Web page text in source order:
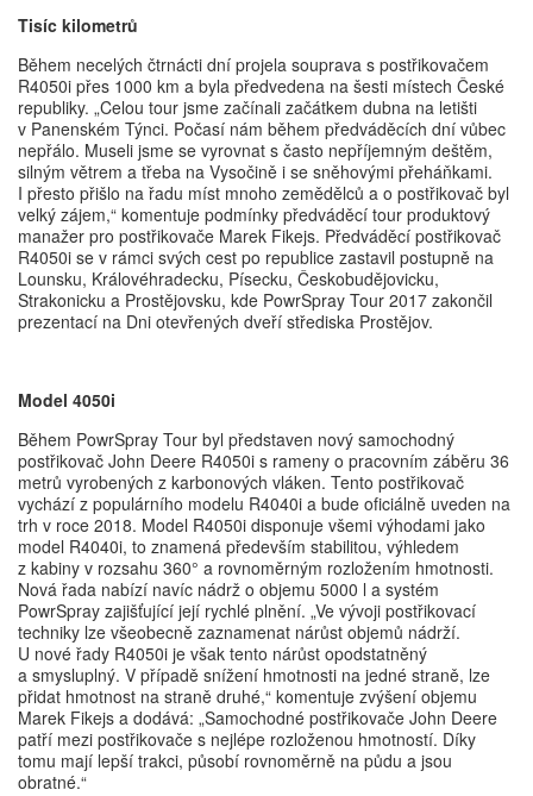
Tisíc kilometrů
Během necelých čtrnácti dní projela souprava s postřikovačem
R4050i přes 1000 km a byla předvedena na šesti místech České
republiky. „Celou tour jsme začínali začátkem dubna na letišti
v Panenském Týnci. Počasí nám během předváděcích dní vůbec
nepřálo. Museli jsme se vyrovnat s často nepříjemným deštěm,
silným větrem a třeba na Vysočině i se sněhovými přeháňkami.
I přesto přišlo na řadu míst mnoho zemědělců a o postřikovač byl
velký zájem,“ komentuje podmínky předváděcí tour produktový
manažer pro postřikovače Marek Fikejs. Předváděcí postřikovač
R4050i se v rámci svých cest po republice zastavil postupně na
Lounsku, Královéhradecku, Písecku, Českobudějovicku,
Strakonicku a Prostějovsku, kde PowrSpray Tour 2017 zakončil
prezentací na Dni otevřených dveří střediska Prostějov.
Model 4050i
Během PowrSpray Tour byl představen nový samochodný
postřikovač John Deere R4050i s rameny o pracovním záběru 36
metrů vyrobených z karbonových vláken. Tento postřikovač
vychází z populárního modelu R4040i a bude oficiálně uveden na
trh v roce 2018. Model R4050i disponuje všemi výhodami jako
model R4040i, to znamená především stabilitou, výhledem
z kabiny v rozsahu 360° a rovnoměrným rozložením hmotnosti.
Nová řada nabízí navíc nádrž o objemu 5000 l a systém
PowrSpray zajišťující její rychlé plnění. „Ve vývoji postřikovací
techniky lze všeobecně zaznamenat nárůst objemů nádrží.
U nové řady R4050i je však tento nárůst opodstatněný
a smysluplný. V případě snížení hmotnosti na jedné straně, lze
přidat hmotnost na straně druhé,“ komentuje zvýšení objemu
Marek Fikejs a dodává: „Samochodné postřikovače John Deere
patří mezi postřikovače s nejlépe rozloženou hmotností. Díky
tomu mají lepší trakci, působí rovnoměrně na půdu a jsou
obratné.“